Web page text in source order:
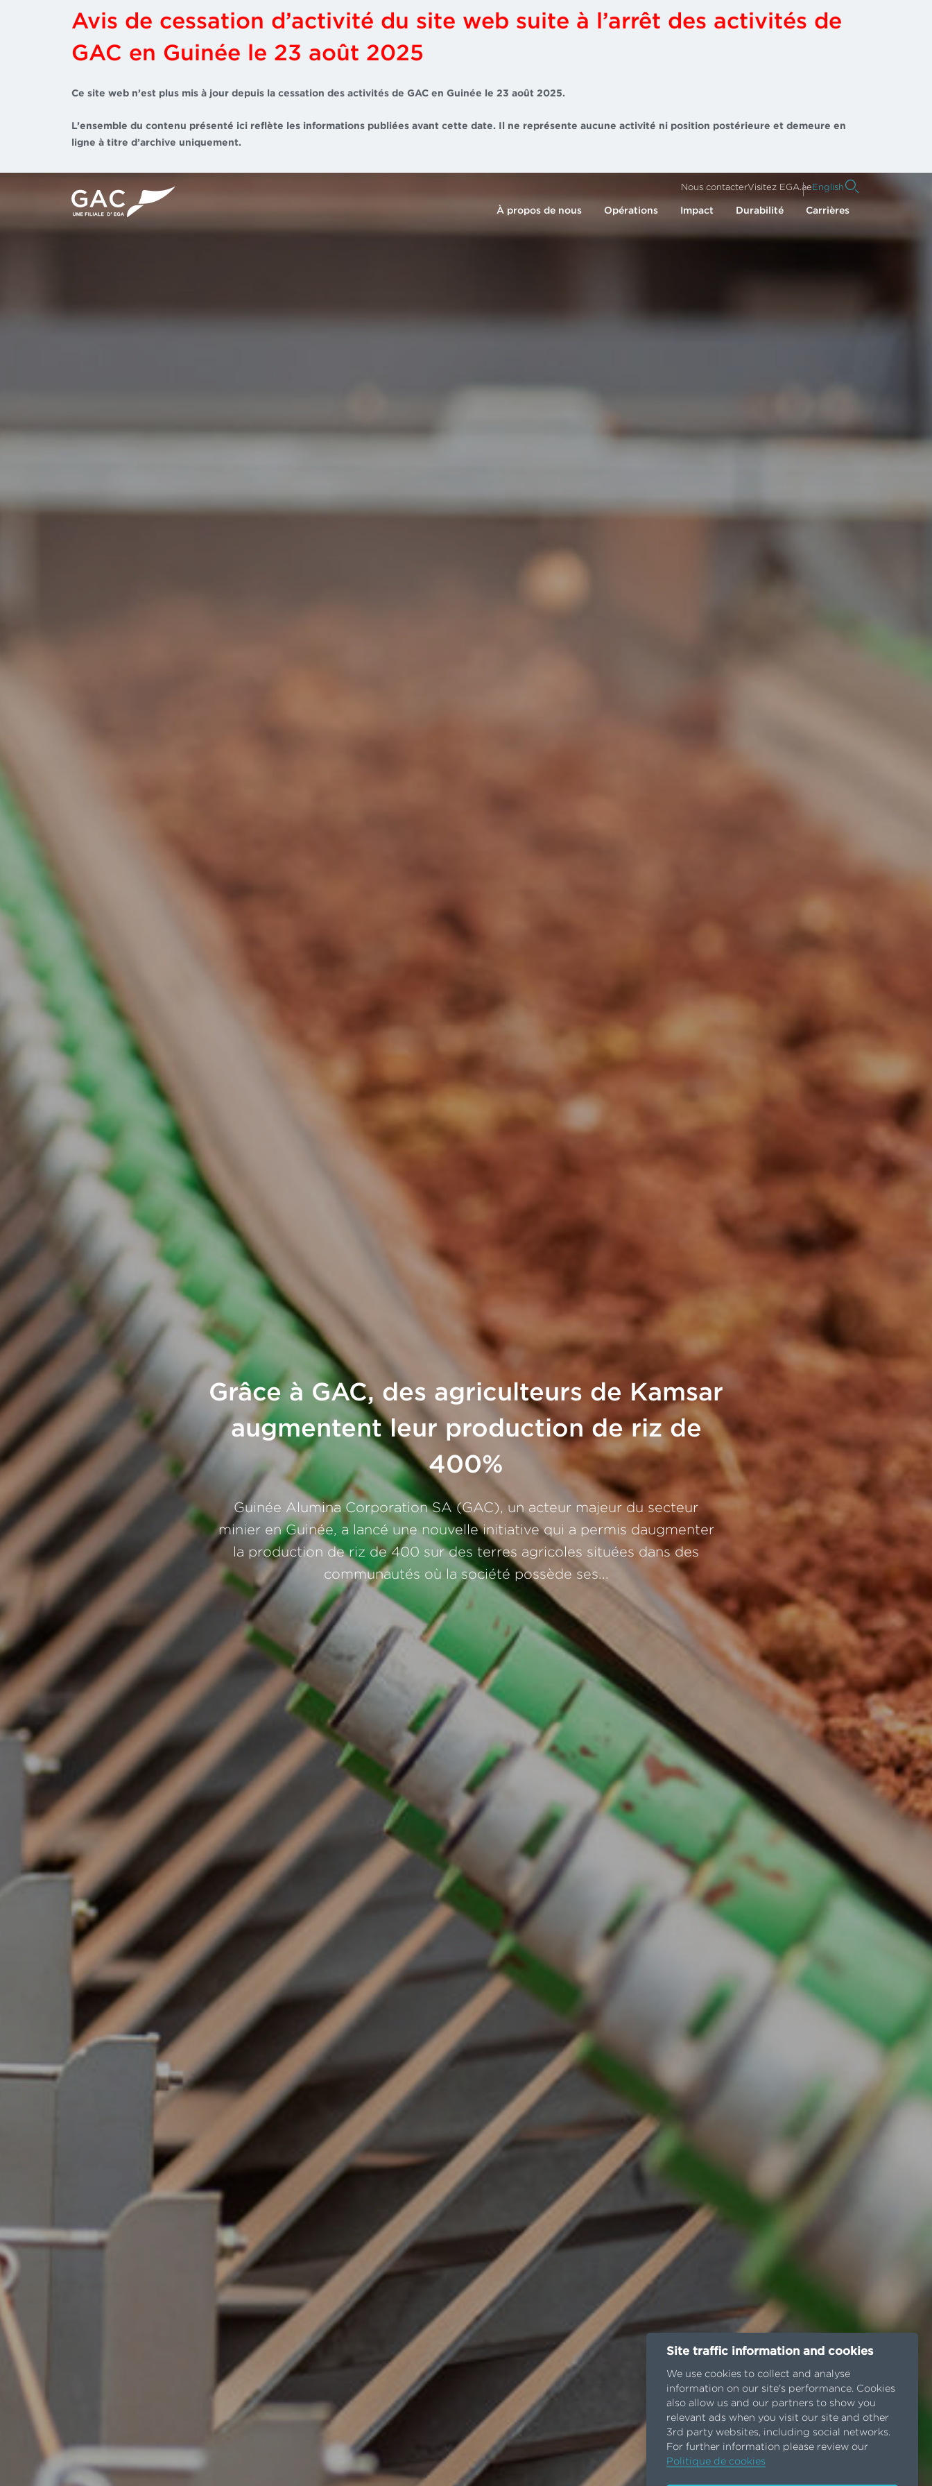
Avis de cessation d’activité du site web suite à l’arrêt des activités de
GAC en Guinée le 23 août 2025
Ce site web n’est plus mis à jour depuis la cessation des activités de GAC en Guinée le 23 août 2025.
L’ensemble du contenu présenté ici reflète les informations publiées avant cette date. Il ne représente aucune activité ni position postérieure et demeure en
ligne à titre d’archive uniquement.
Nous contacterVisitez EGA.ae English
À propos de nous Opérations Impact Durabilité Carrières
Grâce à GAC, des agriculteurs de Kamsar
augmentent leur production de riz de
400%
Guinée Alumina Corporation SA (GAC), un acteur majeur du secteur
minier en Guinée, a lancé une nouvelle initiative qui a permis daugmenter
la production de riz de 400 sur des terres agricoles situées dans des
communautés où la société possède ses...
Site traffic information and cookies
We use cookies to collect and analyse
information on our site's performance. Cookies
also allow us and our partners to show you
relevant ads when you visit our site and other
3rd party websites, including social networks.
For further information please review our
Politique de cookies